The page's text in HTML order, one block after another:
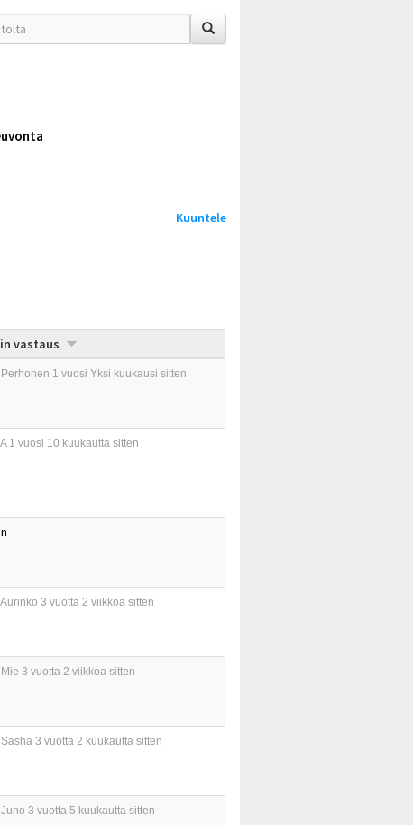
Kuuntele
vastaus
Perhonen 1 vuosi Yksi kuukausi sitten
A1 vuosi 10 kuukautta sitten
Aurinko 3 vuotta 2 viikkoa sitten
Mie 3 vuotta 2 viikkoa sitten
Sasha 3 vuotta 2 kuukautta sitten
Juho 3 vuotta 5 kuukautta sitten